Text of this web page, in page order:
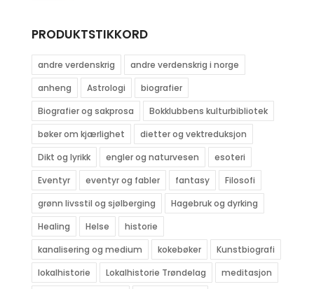
PRODUKTSTIKKORD
andre verdenskrig
andre verdenskrig i norge
anheng
Astrologi
biografier
Biografier og sakprosa
Bokklubbens kulturbibliotek
bøker om kjærlighet
dietter og vektreduksjon
Dikt og lyrikk
engler og naturvesen
esoteri
Eventyr
eventyr og fabler fantasy
Filosofi
grønn livsstil og sjølberging
Hagebruk og dyrking
Healing
Helse
historie
kanalisering og medium
kokebøker
Kunstbiografi
lokalhistorie
Lokalhistorie Trøndelag
meditasjon